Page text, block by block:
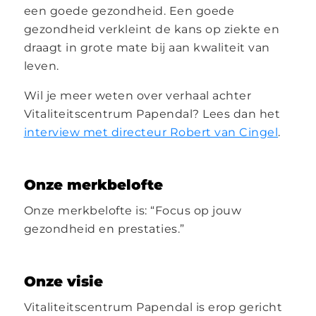
een goede gezondheid. Een goede
gezondheid verkleint de kans op ziekte en
draagt in grote mate bij aan kwaliteit van
leven.
Wil je meer weten over verhaal achter
Vitaliteitscentrum Papendal? Lees dan het
interview met directeur Robert van Cingel.
Onze merkbelofte
Onze merkbelofte is: “Focus op jouw
gezondheid en prestaties.”
Onze visie
Vitaliteitscentrum Papendal is erop gericht